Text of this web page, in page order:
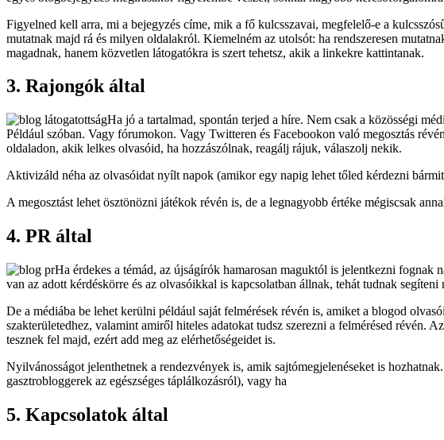
Figyelned kell arra, mi a bejegyzés címe, mik a fő kulcsszavai, megfelelő-e a
mutatnak majd rá és milyen oldalakról. Kiemelném az utolsót: ha rendszeresen
magadnak, hanem közvetlen látogatókra is szert tehetsz, akik a linkekre kattintanak.
3. Rajongók által
Ha jó a tartalmad, spontán terjed a híre. Nem csak a közösségi
Például szóban. Vagy fórumokon. Vagy Twitteren és Facebookon való megosztás
oldaladon, akik lelkes olvasóid, ha hozzászólnak, reagálj rájuk, válaszolj nekik.
Aktivizáld néha az olvasóidat nyílt napok (amikor egy napig lehet tőled kérdezni
A megosztást lehet ösztönözni játékok révén is, de a legnagyobb értéke mégiscsak
4. PR által
Ha érdekes a témád, az újságírók hamarosan maguktól is jelentkezni
van az adott kérdéskörre és az olvasóikkal is kapcsolatban állnak, tehát tudnak
De a médiába be lehet kerülni például saját felmérések révén is, amiket a blogod
szakterületedhez, valamint amiről hiteles adatokat tudsz szerezni a felmérésed révén.
tesznek fel majd, ezért add meg az elérhetőségeidet is.
Nyilvánosságot jelenthetnek a rendezvények is, amik sajtómegjelenéseket is
gasztrobloggerek az egészséges táplálkozásról), vagy ha
5. Kapcsolatok által